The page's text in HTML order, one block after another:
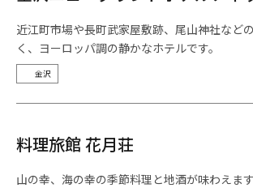
近江町市場や長町武家屋敷跡、尾山神社など
く、ヨーロッパ調の静かなホテルです。
金沢
料理旅館 花月荘
山の幸、海の幸の季節料理と地酒が味わえま